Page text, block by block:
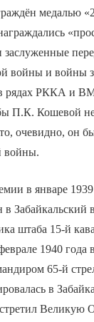
медалью
войны и войны
в рядах РККА и
П.К. Кошевой
очевидно, он
войны.
в январе
Забайкальский
штаба 15-й
1940 года
65-й
в
Великую